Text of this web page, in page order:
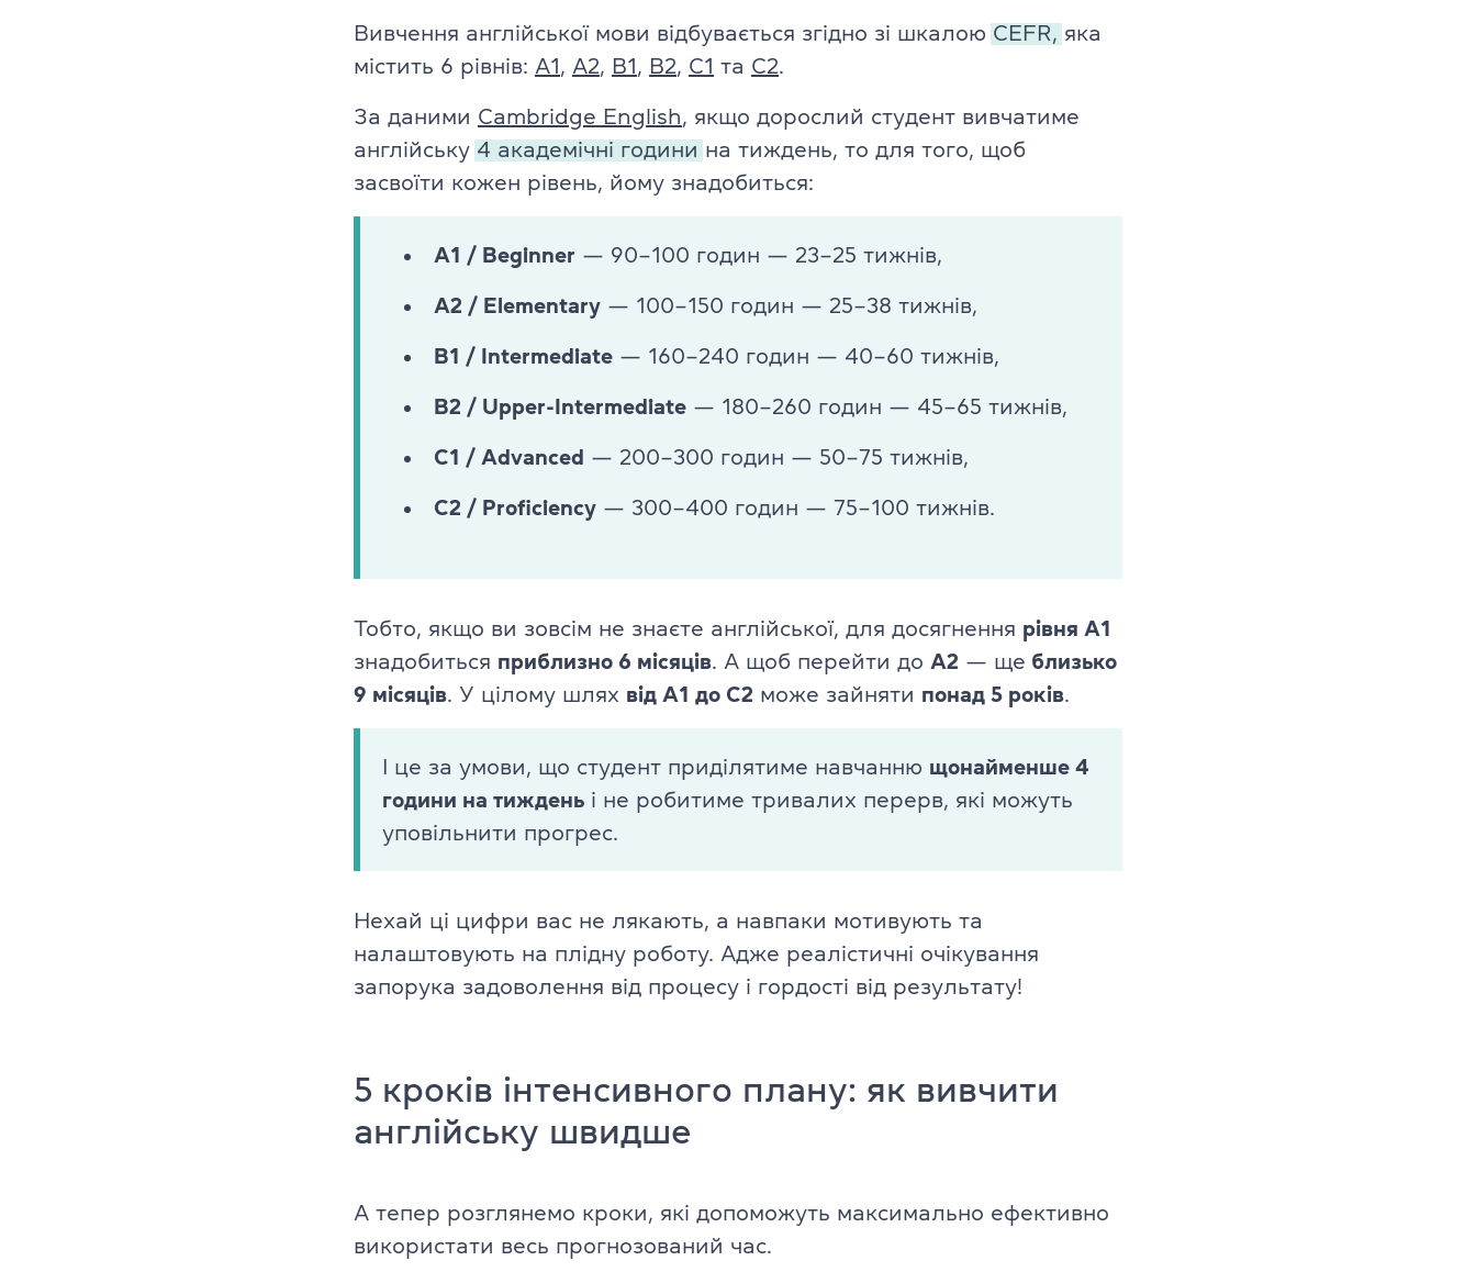
Вивчення англійської мови відбувається згідно зі шкалою CEFR, яка
містить 6 рівнів: A1 , A2, B1 , B2, C1 та C2.
За даними Cambridge English , якщо дорослий студент вивчатиме
англійську 4 академічні години на тиждень, то для того, щоб
засвоїти кожен рівень, йому знадобиться:
A1 / Beginner — 90–100 годин — 23–25 тижнів,
A2 / Elementary — 100–150 годин — 25–38 тижнів,
B1 / Intermediate — 160–240 годин — 40–60 тижнів,
B2 / Upper-Intermediate — 180–260 годин — 45–65 тижнів,
C1 / Advanced — 200–300 годин — 50–75 тижнів,
C2 / Proficiency — 300–400 годин — 75–100 тижнів.
Тобто, якщо ви зовсім не знаєте англійської, для досягнення рівня A1
знадобиться приблизно 6 місяців. А щоб перейти до A2 — ще близько
9 місяців. У цілому шлях від A1 до C2 може зайняти понад 5 років.
І це за умови, що студент приділятиме навчанню щонайменше 4
години на тиждень і не робитиме тривалих перерв, які можуть
уповільнити прогрес.
Нехай ці цифри вас не лякають, а навпаки мотивують та
налаштовують на плідну роботу. Адже реалістичні очікування
запорука задоволення від процесу і гордості від результату!
5 кроків інтенсивного плану: як вивчити
англійську швидше
А тепер розглянемо кроки, які допоможуть максимально ефективно
використати весь прогнозований час.